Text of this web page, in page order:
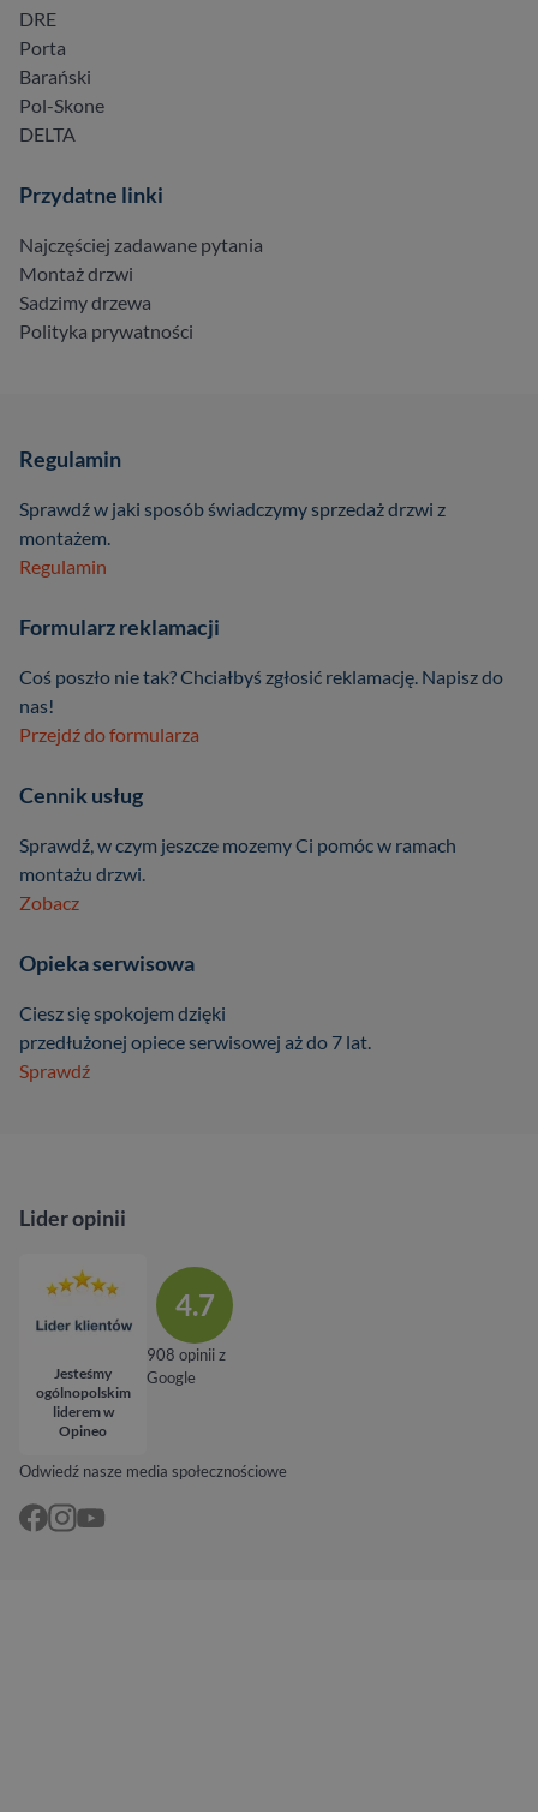
DRE
Porta
Barański
Pol-Skone
DELTA
Przydatne linki
Najczęściej zadawane pytania
Montaż drzwi
Sadzimy drzewa
Polityka prywatności
Regulamin
Sprawdź w jaki sposób świadczymy sprzedaż drzwi z
montażem.
Regulamin
Formularz reklamacji
Coś poszło nie tak? Chciałbyś zgłosić reklamację. Napisz do
nas!
Przejdź do formularza
Cennik usług
Sprawdź, w czym jeszcze mozemy Ci pomóc w ramach
montażu drzwi.
Zobacz
Opieka serwisowa
Ciesz się spokojem dzięki
przedłużonej opiece serwisowej aż do 7 lat.
Sprawdź
Odwiedź nasze media społecznościowe
Lider opinii
Jesteśmy
ogólnopolskim
liderem w
Opineo
4.7
908 opinii z
Google